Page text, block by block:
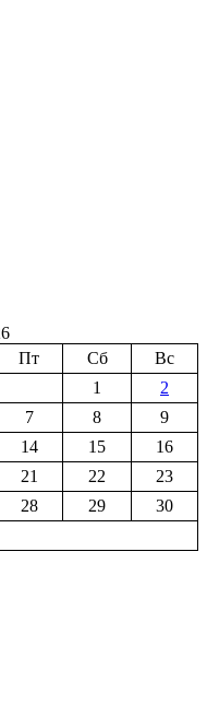
Пт Сб
Вс
1
2
7 8
9
14 15
16
21 22
23
28 29
30